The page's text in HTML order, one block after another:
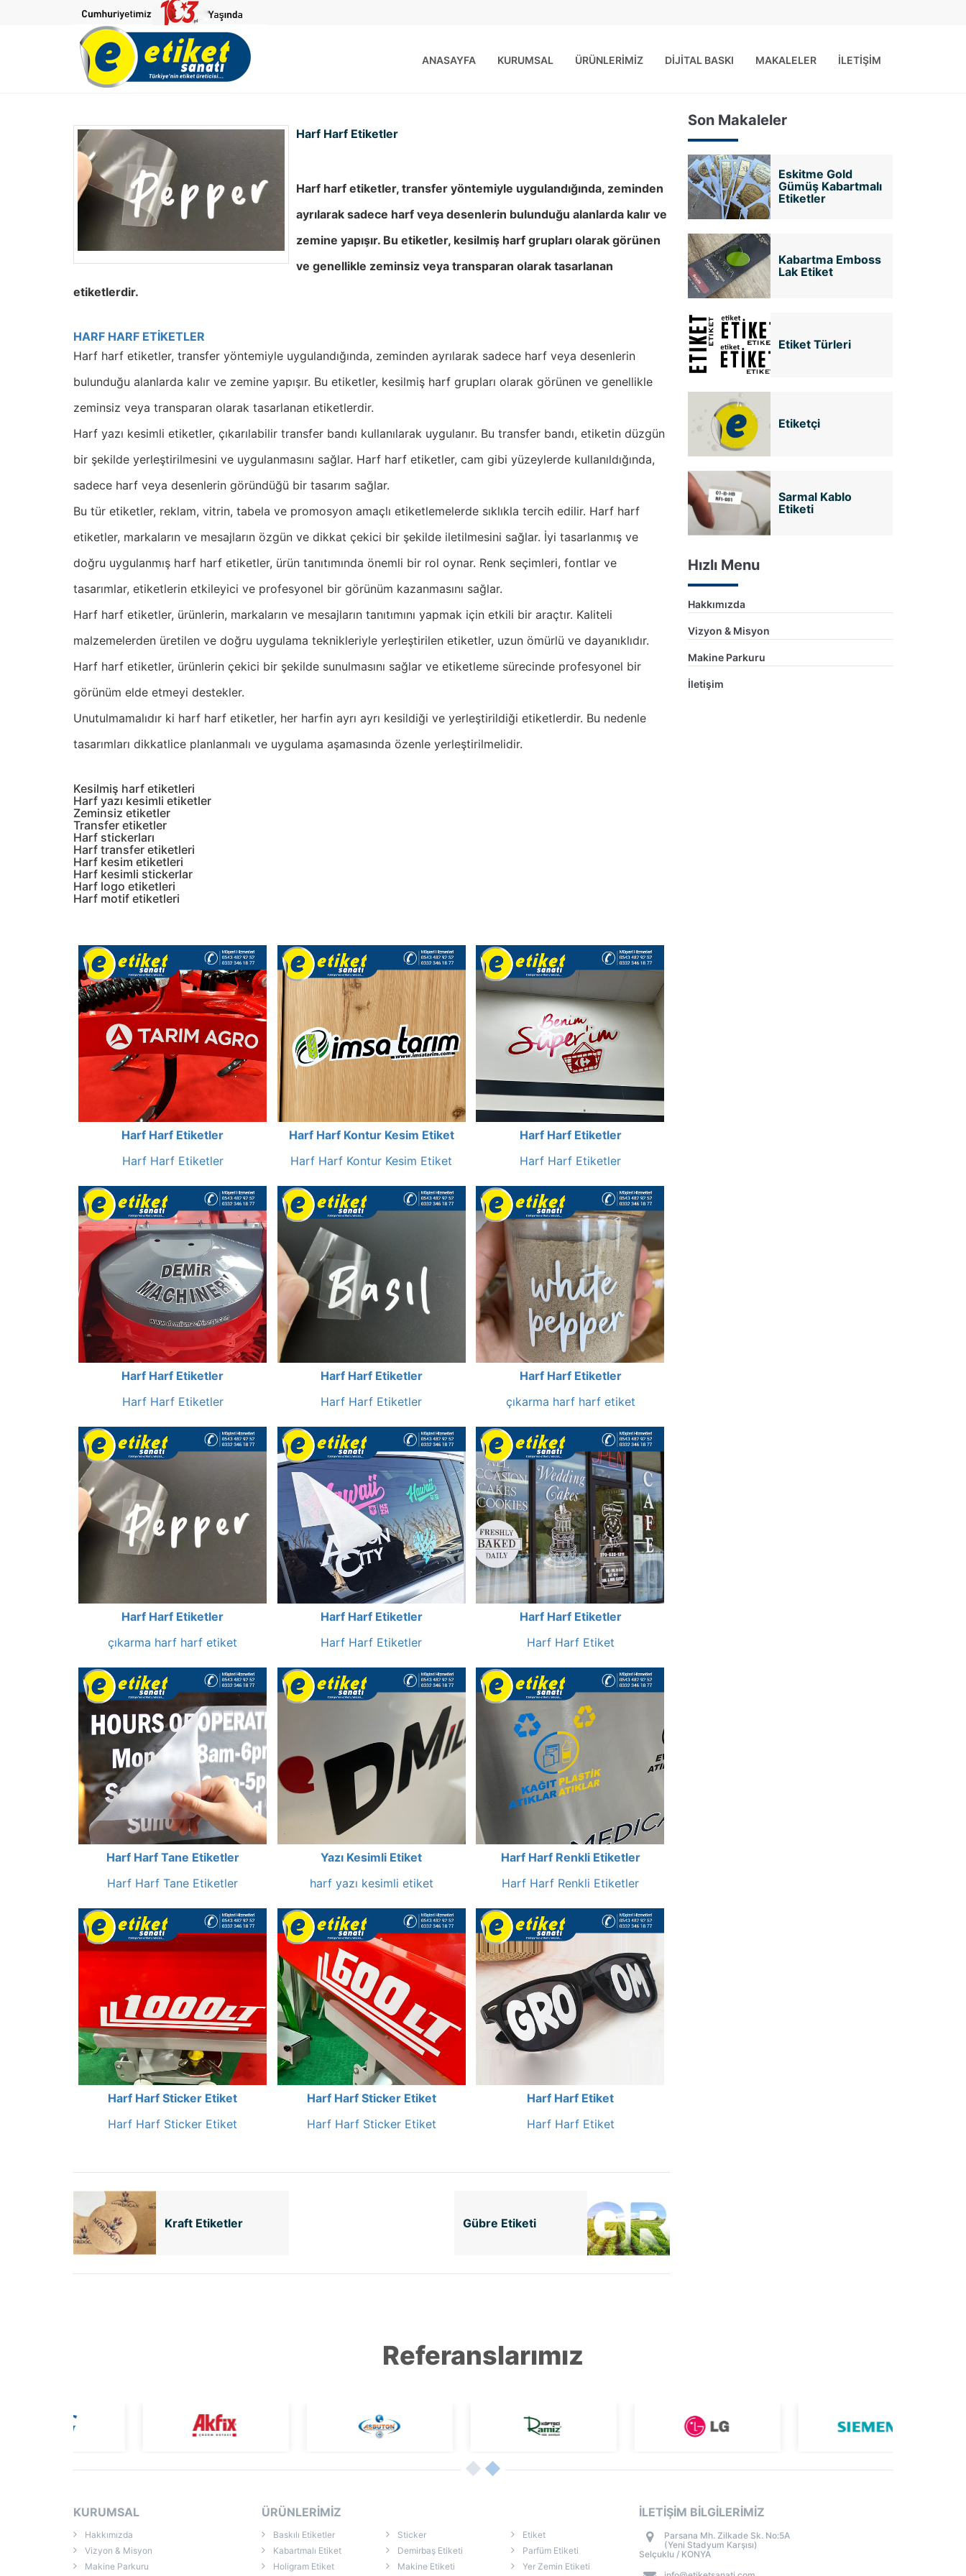
ANASAYFA KURUMSAL ÜRÜNLERİMİZ DİJİTAL BASKI MAKALELER İLETİŞİM
Harf Harf Etiketler
Harf harf etiketler, transfer yöntemiyle uygulandığında, zeminden
ayrılarak sadece harf veya desenlerin bulunduğu alanlarda kalır ve
zemine yapışır. Bu etiketler, kesilmiş harf grupları olarak görünen
ve genellikle zeminsiz veya transparan olarak tasarlanan
etiketlerdir.
HARF HARF ETİKETLER
Harf harf etiketler, transfer yöntemiyle uygulandığında, zeminden ayrılarak sadece harf veya desenlerin
bulunduğu alanlarda kalır ve zemine yapışır. Bu etiketler, kesilmiş harf grupları olarak görünen ve genellikle
zeminsiz veya transparan olarak tasarlanan etiketlerdir.
Harf yazı kesimli etiketler, çıkarılabilir transfer bandı kullanılarak uygulanır. Bu transfer bandı, etiketin düzgün
bir şekilde yerleştirilmesini ve uygulanmasını sağlar. Harf harf etiketler, cam gibi yüzeylerde kullanıldığında,
sadece harf veya desenlerin göründüğü bir tasarım sağlar.
Bu tür etiketler, reklam, vitrin, tabela ve promosyon amaçlı etiketlemelerde sıklıkla tercih edilir. Harf harf
etiketler, markaların ve mesajların özgün ve dikkat çekici bir şekilde iletilmesini sağlar. İyi tasarlanmış ve
doğru uygulanmış harf harf etiketler, ürün tanıtımında önemli bir rol oynar. Renk seçimleri, fontlar ve
tasarımlar, etiketlerin etkileyici ve profesyonel bir görünüm kazanmasını sağlar.
Harf harf etiketler, ürünlerin, markaların ve mesajların tanıtımını yapmak için etkili bir araçtır. Kaliteli
malzemelerden üretilen ve doğru uygulama teknikleriyle yerleştirilen etiketler, uzun ömürlü ve dayanıklıdır.
Harf harf etiketler, ürünlerin çekici bir şekilde sunulmasını sağlar ve etiketleme sürecinde profesyonel bir
görünüm elde etmeyi destekler.
Unutulmamalıdır ki harf harf etiketler, her harfin ayrı ayrı kesildiği ve yerleştirildiği etiketlerdir. Bu nedenle
tasarımları dikkatlice planlanmalı ve uygulama aşamasında özenle yerleştirilmelidir.
Kesilmiş harf etiketleri
Harf yazı kesimli etiketler
Zeminsiz etiketler
Transfer etiketler
Harf stickerları
Harf transfer etiketleri
Harf kesim etiketleri
Harf kesimli stickerlar
Harf logo etiketleri
Harf motif etiketleri
Harf Harf Etiketler
Harf Harf Etiketler
Harf Harf Kontur Kesim Etiket
Harf Harf Kontur Kesim Etiket
Harf Harf Etiketler
Harf Harf Etiketler
Harf Harf Etiketler
Harf Harf Etiketler
Harf Harf Etiketler
Harf Harf Etiketler
Harf Harf Etiketler
çıkarma harf harf etiket
Harf Harf Etiketler
çıkarma harf harf etiket
Harf Harf Etiketler
Harf Harf Etiketler
Harf Harf Etiketler
Harf Harf Etiket
Harf Harf Tane Etiketler
Harf Harf Tane Etiketler
Yazı Kesimli Etiket
harf yazı kesimli etiket
Harf Harf Renkli Etiketler
Harf Harf Renkli Etiketler
Harf Harf Sticker Etiket
Harf Harf Sticker Etiket
Harf Harf Sticker Etiket
Harf Harf Sticker Etiket
Harf Harf Etiket
Harf Harf Etiket
Kraft Etiketler Gübre Etiketi
Son Makaleler
Eskitme Gold
Gümüş Kabartmalı
Etiketler
Kabartma Emboss
Lak Etiket
Etiket Türleri
Etiketçi
Sarmal Kablo
Etiketi
Hızlı Menu
Hakkımızda
Vizyon & Misyon
Makine Parkuru
İletişim
Referanslarımız
KURUMSAL
Hakkımızda
Vizyon & Misyon
Makine Parkuru
ÜRÜNLERİMİZ
Baskılı Etiketler Sticker
Etiket
Kabartmalı Etiket
Demirbaş Etiketi
Parfüm Etiketi
Holigram Etiket
Makine Etiketi Yer Zemin Etiketi
İLETİŞİM BİLGİLERİMİZ
Parsana Mh. Zilkade Sk. No:5A
(Yeni Stadyum Karşısı)
Selçuklu / KONYA